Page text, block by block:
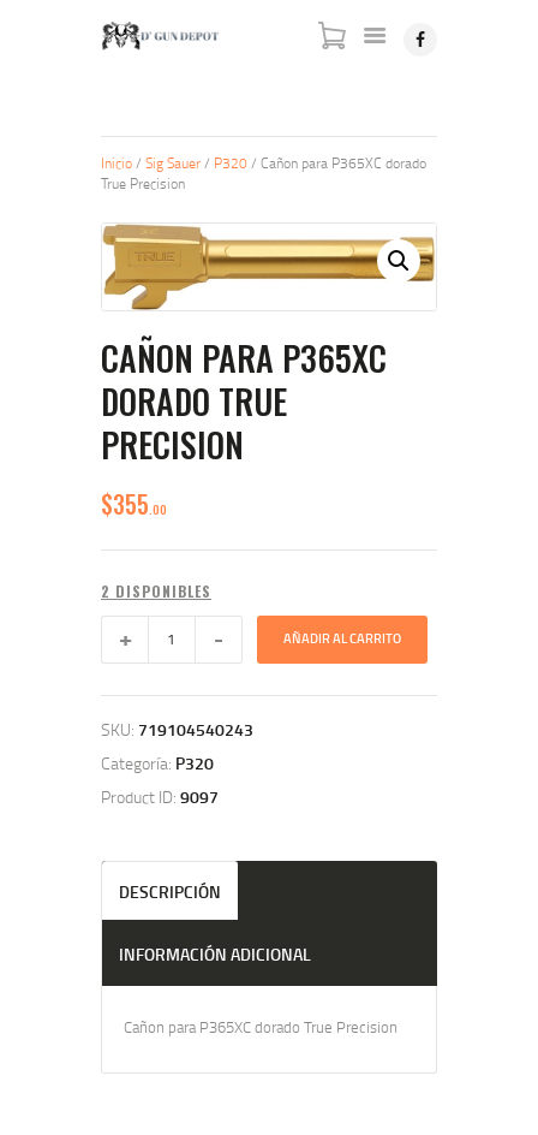
INICIO
TIENDA
SOBRE NOSOTROS
CONTÁCTENOS
Inicio/ Sig Sauer/ P320/ Cañon para P365XC dorado
True Precision
CAÑON PARA P365XC
DORADO TRUE
PRECISION
$355 00
2 DISPONIBLES
AÑADIR AL CARRITO
SKU: 719104540243
Categoría: P320
Product ID: 9097
DESCRIPCIÓN
INFORMACIÓN ADICIONAL
Cañon para P365XC dorado True Precision